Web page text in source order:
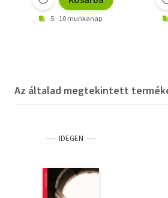
5 - 10 munkanap
Az általad megtekintett
IDEGEN